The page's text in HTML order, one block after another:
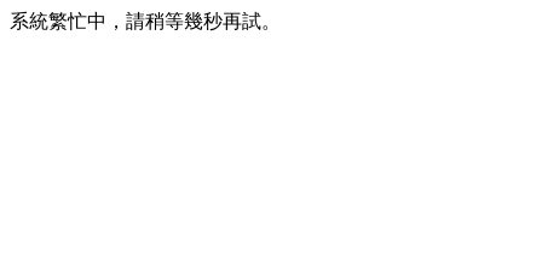
系統繁忙中，請稍等幾秒再試。